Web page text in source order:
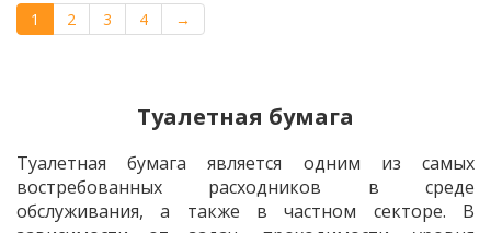
1 2 3 4 →
Туалетная бумага
Туалетная бумага является одним из самых
востребованных расходников в среде
обслуживания, а также в частном секторе. В